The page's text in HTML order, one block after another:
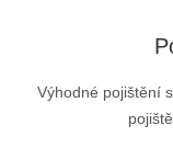
Výhodné pojištění